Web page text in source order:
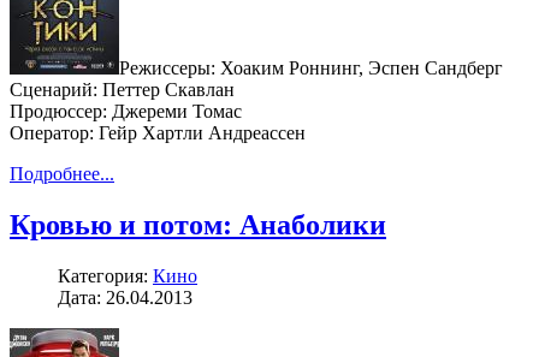
Режиссеры: Хоаким Роннинг, Эспен Сандберг
Сценарий: Петтер Скавлан
Продюссер: Джереми Томас
Оператор: Гейр Хартли Андреассен
Подробнее...
Кровью и потом: Анаболики
Категория: Кино
Дата: 26.04.2013